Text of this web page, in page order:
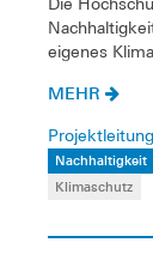
eigenes
MEHR
Nachhaltigkeit
Klimaschutz